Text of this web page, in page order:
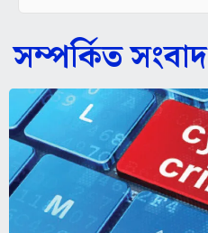
সম্পর্কিত সংবাদ